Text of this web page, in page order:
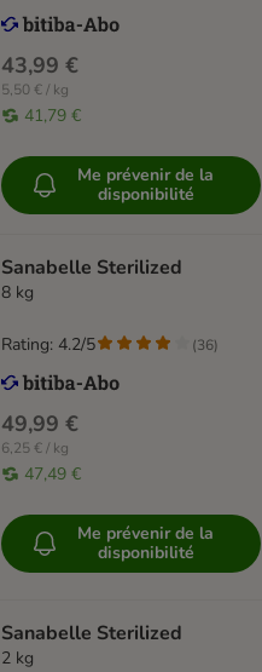
43,99 €
5,50 € / kg
41,79 €
Me prévenir de la
disponibilité
Sanabelle Sterilized
8 kg
49,99 €
6,25 € / kg
47,49 €
Rating: 4.2/5 (36)
Me prévenir de la
disponibilité
Sanabelle Sterilized
2 kg